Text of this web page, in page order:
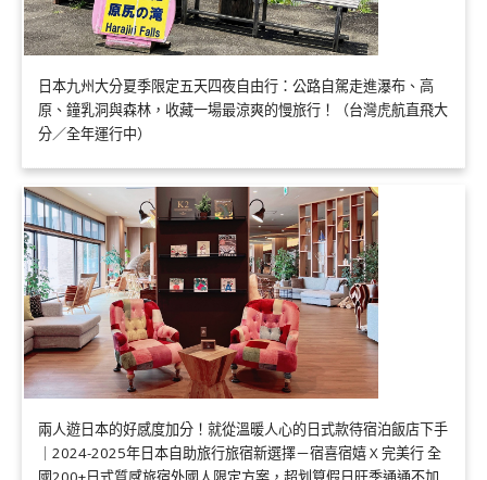
日本九州大分夏季限定五天四夜自由行：公路自駕走進瀑布、高
原、鐘乳洞與森林，收藏一場最涼爽的慢旅行！（台灣虎航直飛大
分／全年運行中）
兩人遊日本的好感度加分！就從溫暖人心的日式款待宿泊飯店下手
｜2024-2025年日本自助旅行旅宿新選擇－宿喜宿嬉 X 完美行 全